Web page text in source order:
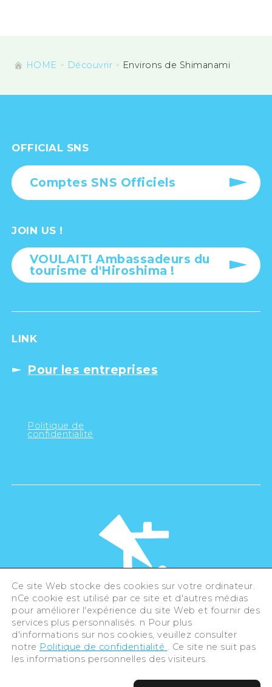
HOME Découvrir Environs de Shimanami
OFFICIAL SNS
Comptes SNS Officiels
JOIN US !
VOULAIT! Ambassadeurs du
tourisme d'Hiroshima !
LINK
Pour les entreprises
Politique de
confidentialité
©Hiroshima Tourism Association /
Hiroshima Prefecture / Hiroshima City .
All rights reserved
Ce site Web stocke des cookies sur votre ordinateur.
nCe cookie est utilisé par ce site et d'autres médias
pour améliorer l'expérience du site Web et fournir des
services plus personnalisés. n Pour plus
d'informations sur nos cookies, veuillez consulter
notre Politique de confidentialité . Ce site ne suit pas
les informations personnelles des visiteurs.